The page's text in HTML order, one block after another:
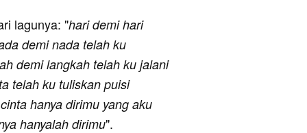
lagunya: "hari demi hari
demi nada telah ku
demi langkah telah ku jalani
telah ku tuliskan puisi
hanya dirimu yang aku
hanyalah dirimu".